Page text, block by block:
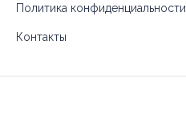
Политика конфиденциальности
Контакты